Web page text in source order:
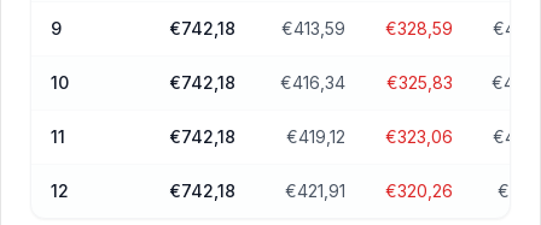
9 €742,18 €413,59 €328,59 €48
10 €742,18 €416,34 €325,83 €48
11 €742,18 €419,12 €323,06 €48
12 €742,18 €421,91 €320,26 €47